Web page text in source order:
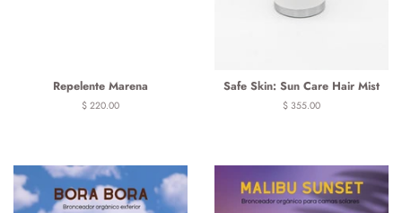
Repelente Marena
Precio
$ 220.00
Safe Skin: Sun Care Hair Mist
Precio
$ 355.00